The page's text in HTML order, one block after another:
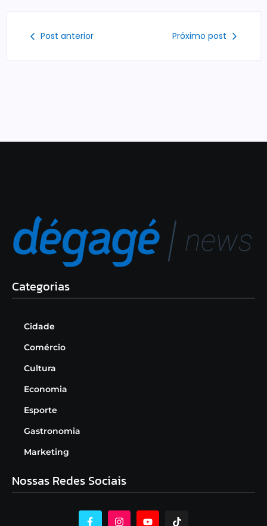
Post anterior Próximo post
Categorias
Cidade
Comércio
Cultura
Economia
Esporte
Gastronomia
Marketing
Nossas Redes Sociais